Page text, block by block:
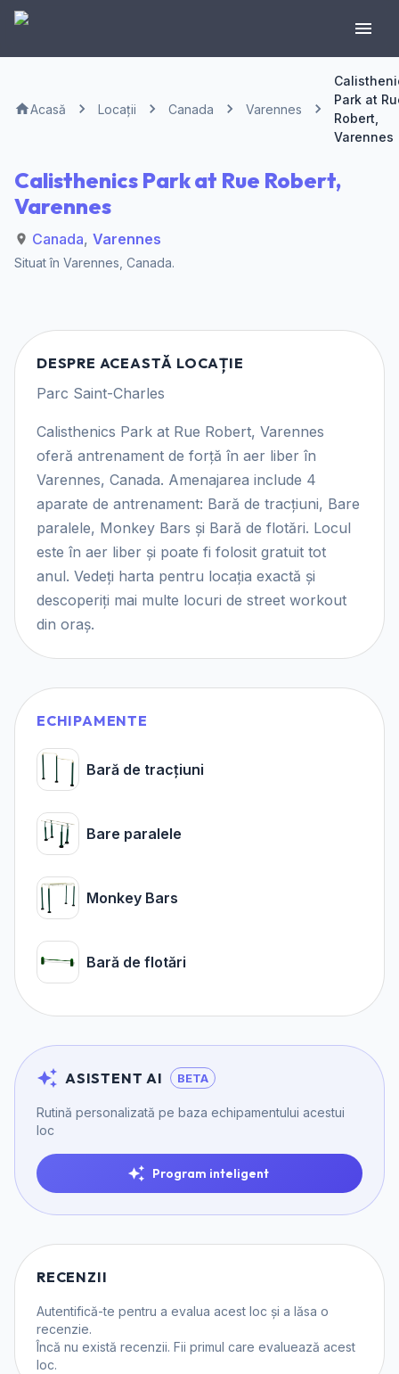
Acasă Locații Canada Varennes
Park at
Robert,
Varennes
Calisthenics Park at Rue Robert,
Varennes
Canada, Varennes
Situat în Varennes Canada.
DESPRE ACEASTĂ LOCAȚIE
Parc Saint-Charles
Calisthenics Park at Rue Robert, Varennes
oferă antrenament de forță în aer liber în
Varennes, Canada. Amenajarea include 4
aparate de antrenament: Bară de tracțiuni, Bare
paralele, Monkey Bars și Bară de flotări. Locul
este în aer liber și poate fi folosit gratuit tot
anul. Vedeți harta pentru locația exactă și
descoperiți mai multe locuri de street workout
din oraș.
ECHIPAMENTE
Bară de tracțiuni
Bare paralele
Monkey Bars
Bară de flotări
ASISTENT AI BETA
Rutină personalizată pe baza echipamentului acestui
loc
Program inteligent
RECENZII
Autentifică-te pentru a evalua acest loc și a lăsa o
recenzie.
Încă nu există recenzii. Fii primul care evaluează acest
loc.